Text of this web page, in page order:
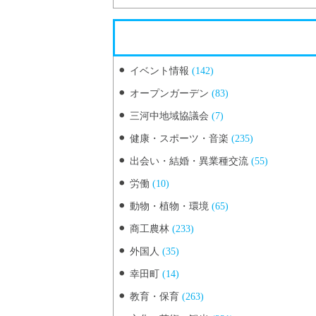
イベント情報 (142)
オープンガーデン (83)
三河中地域協議会 (7)
健康・スポーツ・音楽 (235)
出会い・結婚・異業種交流 (55)
労働 (10)
動物・植物・環境 (65)
商工農林 (233)
外国人 (35)
幸田町 (14)
教育・保育 (263)